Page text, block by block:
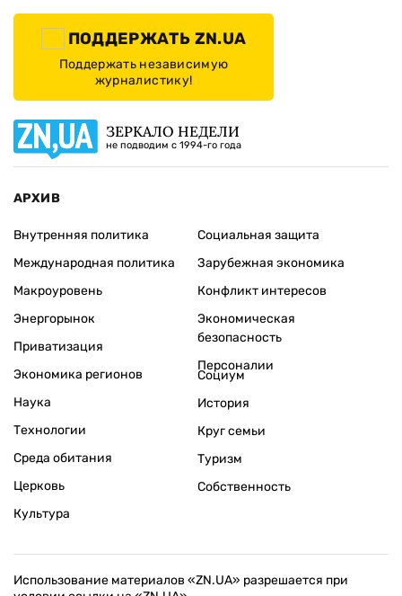
ПОДДЕРЖАТЬ ZN.UA
Поддержать независимую
журналистику!
ЗЕРКАЛО НЕДЕЛИ
не подводим с 1994-го года
АРХИВ
Внутренняя политика
Международная политика
Макроуровень
Энергорынок
Приватизация
Экономика регионов
Социальная защита
Зарубежная экономика
Конфликт интересов
Экономическая
безопасность
Персоналии
Наука
Технологии
Среда обитания
Церковь
Культура
Социум
История
Круг семьи
Туризм
Собственность
Использование материалов «ZN.UA» разрешается при